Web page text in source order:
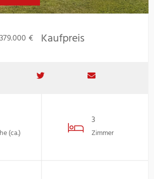
379.000 € Kaufpreis
(ca.)
3
Zimmer